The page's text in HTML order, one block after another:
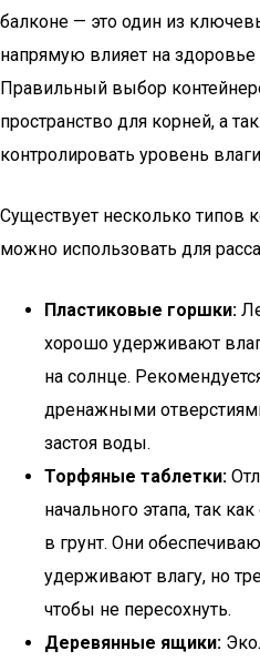
балконе — это один из
напрямую влияет на здоровье
Правильный выбор
пространство для корней, а
контролировать уровень
Существует несколько типов
можно использовать для
Пластиковые горшки:
хорошо удерживают
на солнце.
дренажными
застоя воды.
Торфяные таблетки:
начального этапа, так
в грунт. Они
удерживают влагу, но
чтобы не пересохнуть.
Деревянные ящики: